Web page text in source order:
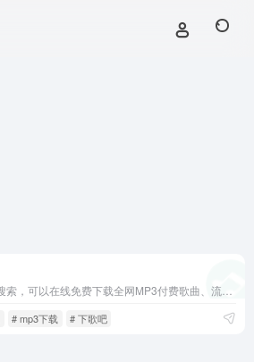
# mp3下载 # 下歌吧